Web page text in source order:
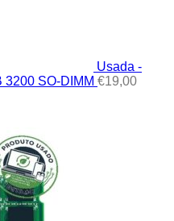
Usada -
3200 SO-DIMM €19,00